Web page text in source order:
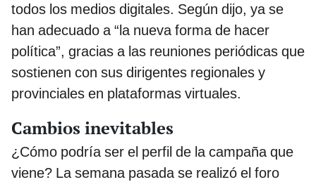
todos los medios digitales. Según dijo, ya se
han adecuado a “la nueva forma de hacer
política”, gracias a las reuniones periódicas que
sostienen con sus dirigentes regionales y
provinciales en plataformas virtuales.
Cambios inevitables
¿Cómo podría ser el perfil de la campaña que
viene? La semana pasada se realizó el foro